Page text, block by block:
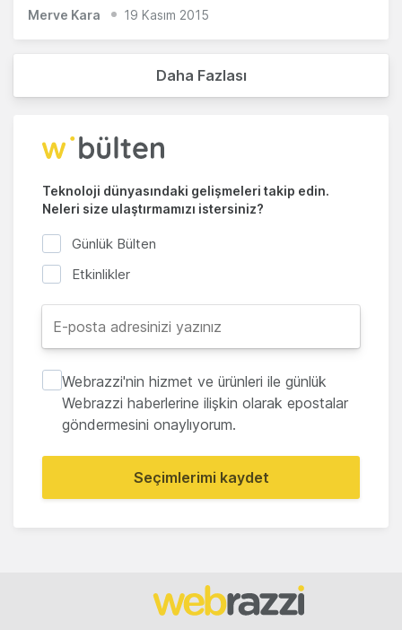
Merve Kara 19 Kasım 2015
Daha Fazlası
Teknoloji dünyasındaki gelişmeleri takip edin.
Neleri size ulaştırmamızı istersiniz?
Günlük Bülten
Etkinlikler
Webrazzi'nin hizmet ve ürünleri ile günlük
Webrazzi haberlerine ilişkin olarak epostalar
göndermesini onaylıyorum.
Seçimlerimi kaydet